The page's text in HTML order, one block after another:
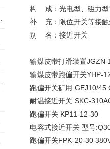
构 成：光电型、磁力型
补 充：限位开关等接触
别 名：接近开关
输煤皮带打滑装置JGZN-
输煤皮带跑偏开关YHP-
跑偏开关矿用 GEJ10/45
耐温接近开关 SKC-
跑偏开关 KP11-12-30
电容式接近开关 型号
跑偏开关FPK-20-30